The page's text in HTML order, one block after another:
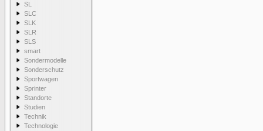
SL
SLC
SLK
SLR
SLS
smart
Sondermodelle
Sonderschutz
Sportwagen
Sprinter
Standorte
Studien
Technik
Technologie